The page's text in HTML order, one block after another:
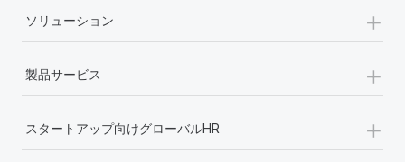
ソリューション +
製品サービス +
スタートアップ向けグローバルHR +